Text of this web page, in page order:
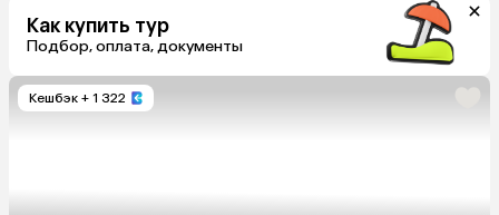
Как купить тур
Подбор, оплата, документы
Кешбэк + 1 322